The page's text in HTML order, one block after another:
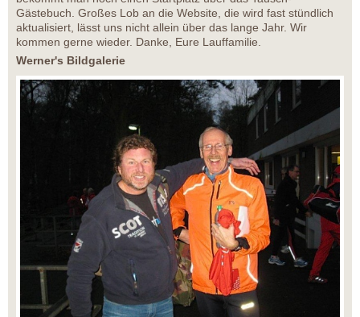
Gästebuch. Großes Lob an die Website, die wird fast stündlich
aktualisiert, lässt uns nicht allein über das lange Jahr. Wir
kommen gerne wieder. Danke, Eure Lauffamilie.
Werner's Bildgalerie